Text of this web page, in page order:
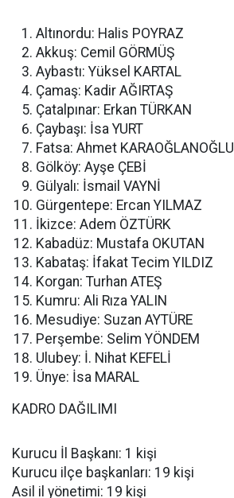
Altınordu: Halis POYRAZ
Akkuş: Cemil GÖRMÜŞ
Aybastı: Yüksel KARTAL
Çamaş: Kadir AĞIRTAŞ
Çatalpınar: Erkan TÜRKAN
Çaybaşı: İsa YURT
Fatsa: Ahmet KARAOĞLANOĞLU
Gölköy: Ayşe ÇEBİ
Gülyalı: İsmail VAYNİ
Gürgentepe: Ercan YILMAZ
İkizce: Adem ÖZTÜRK
Kabadüz: Mustafa OKUTAN
Kabataş: İfakat Tecim YILDIZ
Korgan: Turhan ATEŞ
Kumru: Ali Rıza YALIN
Mesudiye: Suzan AYTÜRE
Perşembe: Selim YÖNDEM
Ulubey: İ. Nihat KEFELİ
Ünye: İsa MARAL
KADRO DAĞILIMI
Kurucu İl Başkanı: 1 kişi
Kurucu ilçe başkanları: 19 kişi
Asil il yönetimi: 19 kişi